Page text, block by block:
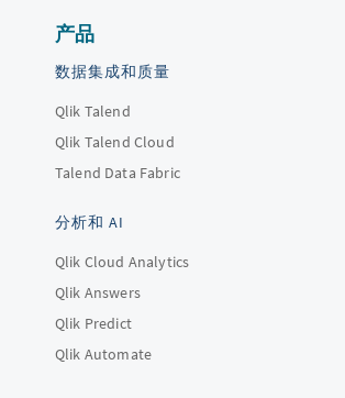
产品
数据集成和质量
Qlik Talend
Qlik Talend Cloud
Talend Data Fabric
分析和 AI
Qlik Cloud Analytics
Qlik Answers
Qlik Predict
Qlik Automate